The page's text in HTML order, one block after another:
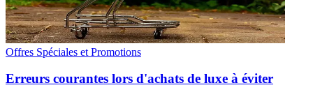
Offres Spéciales et Promotions
Erreurs courantes lors d'achats de luxe à éviter